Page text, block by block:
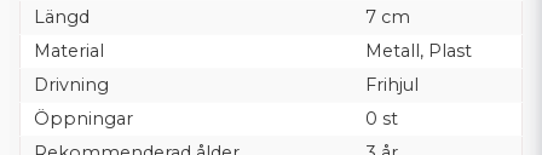
Längd
7 cm
Material
Metall, Plast
Drivning
Frihjul
Öppningar
0 st